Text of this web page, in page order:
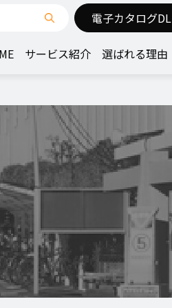
サービス紹介 選ばれる理由
電子カタログDL